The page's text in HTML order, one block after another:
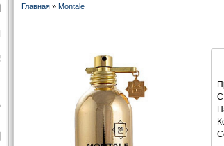
Главная » Montale